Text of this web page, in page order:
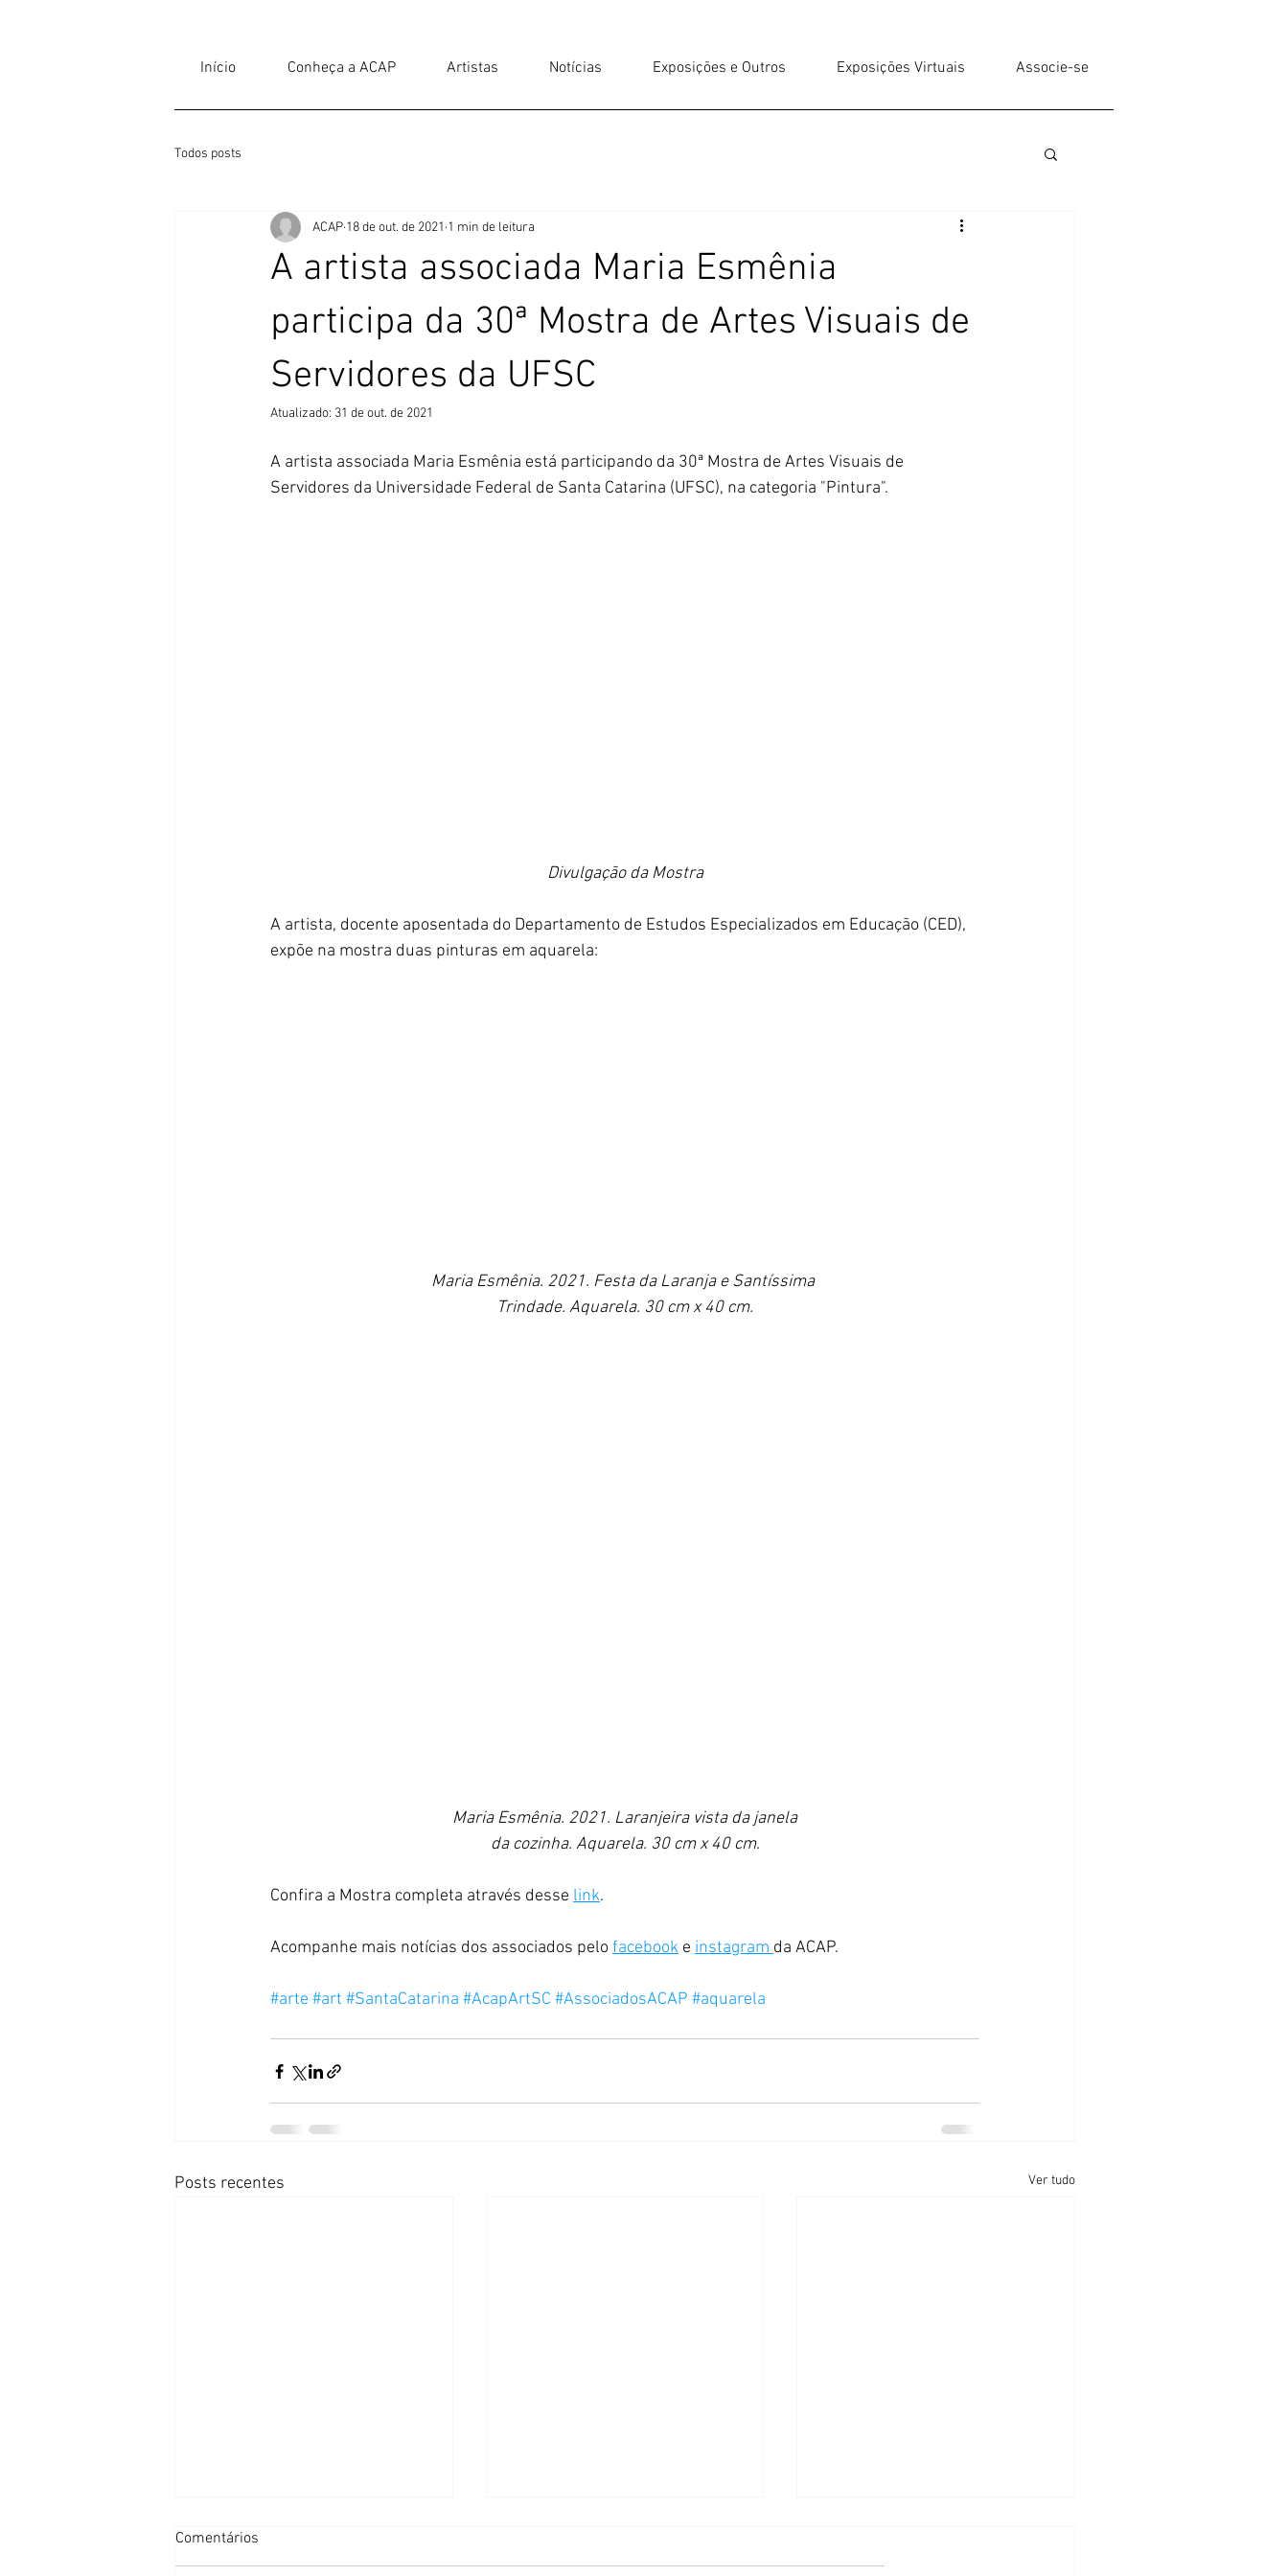
Início Conheça a ACAP Artistas Notícias Exposições e Outros Exposições Virtuais Associe-se
Todos posts
A artista associada Maria Esmênia
participa da 30ª Mostra de Artes Visuais de
Servidores da UFSC
ACAP 18 de out. de 2021 1 min de leitura
Atualizado: 31 de out. de 2021
A artista associada Maria Esmênia está participando da 30ª Mostra de Artes Visuais de
Servidores da Universidade Federal de Santa Catarina (UFSC), na categoria "Pintura".
Divulgação da Mostra
A artista, docente aposentada do Departamento de Estudos Especializados em Educação (CED),
expõe na mostra duas pinturas em aquarela:
Maria Esmênia. 2021. Festa da Laranja e Santíssima
Trindade. Aquarela. 30 cm x 40 cm.
Maria Esmênia. 2021. Laranjeira vista da janela
da cozinha. Aquarela. 30 cm x 40 cm.
Confira a Mostra completa através desse link.
Acompanhe mais notícias dos associados pelo facebook e instagram da ACAP.
#arte #art #SantaCatarina #AcapArtSC #AssociadosACAP #aquarela
Posts recentes Ver tudo
Comentários